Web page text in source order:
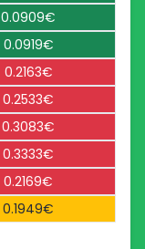
0.0909€
0.0919€
0.2163€
0.2533€
0.3083€
0.3333€
0.2169€
0.1949€